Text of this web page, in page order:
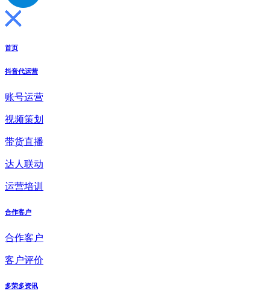
首页
抖音代运营
账号运营
视频策划
带货直播
达人联动
运营培训
合作客户
合作客户
客户评价
多荣多资讯